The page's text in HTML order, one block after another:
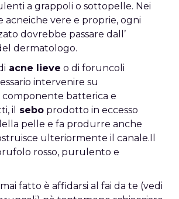
a grappoli o sottopelle. Nei
acneiche vere e proprie, ogni
dovrebbe passare dall’
dermatologo.
acne lieve o di foruncoli
intervenire su
componente batterica e
il
sebo prodotto in eccesso
pelle e fa produrre anche
ulteriormente il canale.Il
rosso, purulento e
fatto è affidarsi al fai da te (vedi